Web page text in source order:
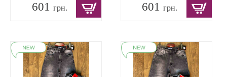
601 грн. 601грн.